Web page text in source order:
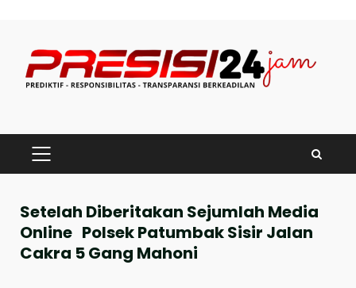
content
PRIMARY
MENU
Setelah Diberitakan Sejumlah Media
Online Polsek Patumbak Sisir Jalan
Cakra 5 Gang Mahoni